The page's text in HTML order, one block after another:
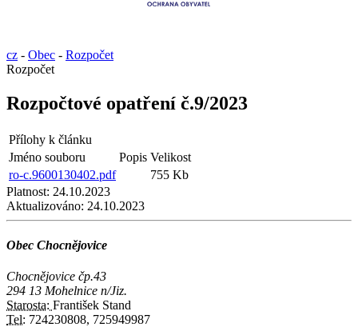
cz - Obec - Rozpočet
Rozpočet
Rozpočtové opatření č.9/2023
Přílohy k článku
Jméno souboru
Popis Velikost
ro-c.9600130402.pdf
755 Kb
Platnost: 24.10.2023
Aktualizováno: 24.10.2023
Obec Chocnějovice
Chocnějovice čp.43
294 13 Mohelnice n/Jiz.
Starosta: František Stand
Tel: 724230808, 725949987